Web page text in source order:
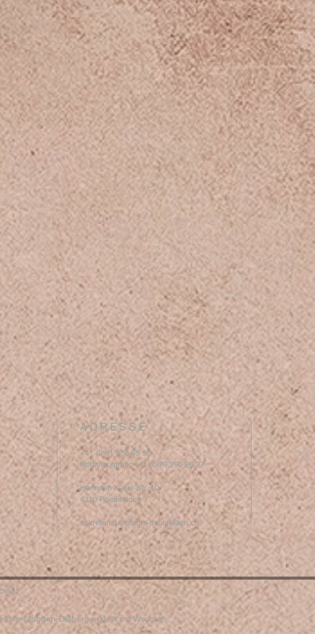
ADRESSE
+41 (0)61 836 95 55
Notfallnummer +41 (0)79 290 86 27
Hermann Keller-Str. 10
4310 Rheinfelden
sekretariat@pfarrei-rheinfelden.ch
Magden-Olsberg erstellt mitWix.com